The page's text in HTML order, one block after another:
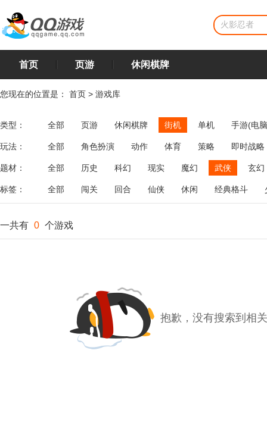
首页 页游 休闲棋牌
您现在的位置是： 首页 > 游戏库
类型： 全部 页游 休闲棋牌 街机 单机 手游(电
玩法： 全部 角色扮演 动作 体育 策略
即时战略
飞行
恋爱 第三人称射击 棋类 牌类 麻将
题材： 全部 历史 科幻 现实 魔幻 武侠 玄幻
标签： 全部 闯关 回合 仙侠 休闲 经典格斗
一共有 0 个游戏
抱歉，没有搜索到相